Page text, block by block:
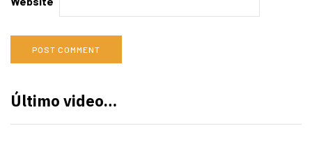
Último video…